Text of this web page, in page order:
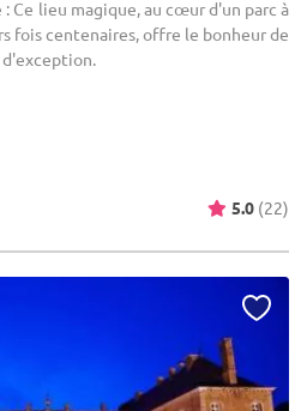
Ce lieu magique, au cœur d'un parc à
fois centenaires, offre le bonheur de
5.0 (22)